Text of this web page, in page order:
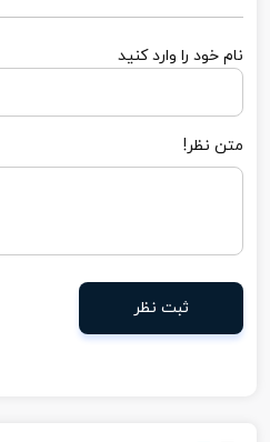
نام خود را وارد کنید
متن نظر!
ثبت نظر